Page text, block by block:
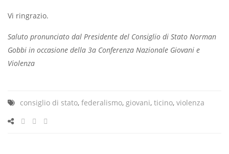
Vi ringrazio.
Saluto pronunciato dal Presidente del Consiglio di Stato Norman
Gobbi in occasione della 3a Conferenza Nazionale Giovani e
Violenza
consiglio di stato, federalismo, giovani, ticino, violenza